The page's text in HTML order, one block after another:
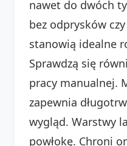
nawet do dwóch
bez odprysków
stanowią idealne
Sprawdzą się
pracy manualnej.
zapewnia
wygląd. Warstwy
powłokę. Chroni